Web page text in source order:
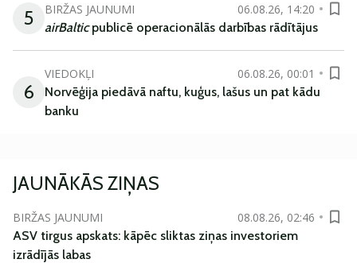
5 BIRŽAS JAUNUMI
06.08.26, 14:20
airBalticpublicē operacionālās darbības rādītājus
6
VIEDOKĻI
06.08.26, 00:01
Norvēģija piedāvā naftu, kuģus, lašus un pat kādu
banku
JAUNĀKĀS ZIŅAS
BIRŽAS JAUNUMI
08.08.26, 02:46
ASV tirgus apskats: kāpēc sliktas ziņas investoriem
izrādījās labas